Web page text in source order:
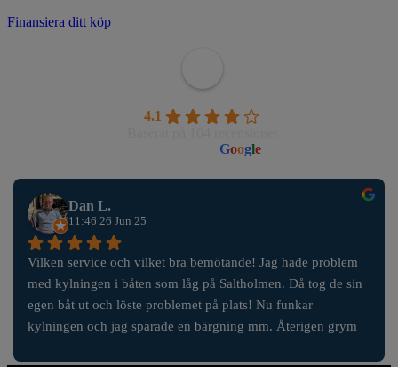
Finansiera ditt köp
4.1
Google
Dan L.
11:46 26 Jun 25
Vilken service och vilket bra bemötande! Jag hade problem
med kylningen i båten som låg på Saltholmen. Då tog de sin
egen båt ut och löste problemet på plats! Nu funkar
kylningen och jag sparade en bärgning mm. Återigen grym